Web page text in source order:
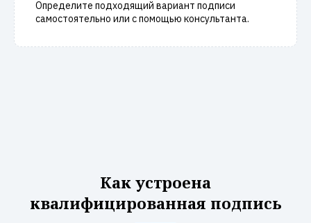
Определите подходящий вариант подписи
самостоятельно или с помощью консультанта.
Как устроена
квалифицированная подпись